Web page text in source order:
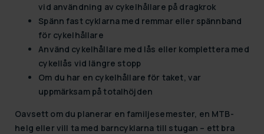
vid användning av cykelhållare på dragkrok
Spänn fast cyklarna med remmar eller spännband
för cykelhållare
Använd cykelhållare med lås eller komplettera med
cykellås vid längre stopp
Om du har en cykelhållare för taket, var
uppmärksam på totalhöjden
Oavsett om du planerar en familjesemester, en MTB-
helg eller vill ta med barncyklarna till stugan – ett bra